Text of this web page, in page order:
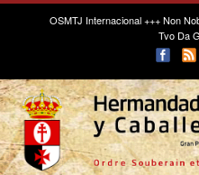
OSMTJ Internacional+++ Non
Tvo Da